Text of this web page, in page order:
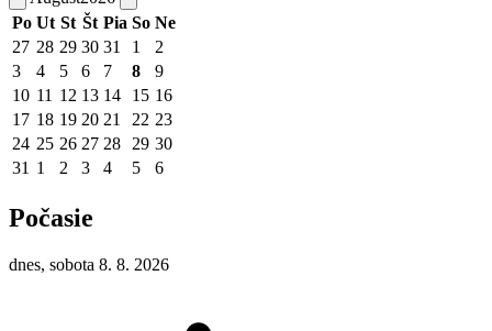
Po Ut St Št Pia So Ne
27 28 29 30 31 1
2
3
4 5 6 7 8
9
10 11 12 13 14 15 16
17 18 19 20 21 22 23
24 25 26 27 28 29 30
31 1 2 3 4 5 6
Počasie
dnes, sobota 8. 8. 2026